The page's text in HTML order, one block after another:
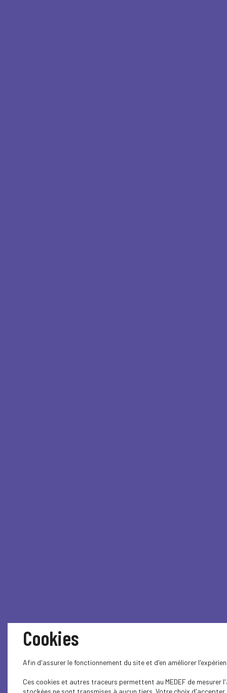
Cookies
Afin d'assurer le fonctionnement du site et d'en améliorer
Ces cookies et autres traceurs permettent au MEDEF de
stockées ne sont transmises à aucun tiers. Votre choix